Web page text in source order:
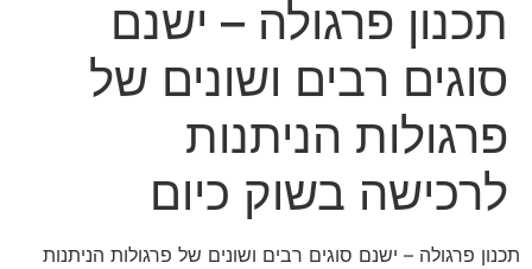
תכנון פרגולה – ישנם
סוגים רבים ושונים של
פרגולות הניתנות
לרכישה בשוק כיום
תכנון פרגולה – ישנם סוגים רבים ושונים של פרגולות הניתנות